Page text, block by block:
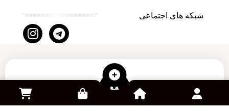
شبکه های اجتماعی